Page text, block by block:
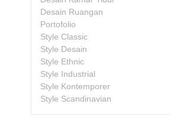
Desain Ruangan
Portofolio
Style Classic
Style Desain
Style Ethnic
Style Industrial
Style Kontemporer
Style Scandinavian